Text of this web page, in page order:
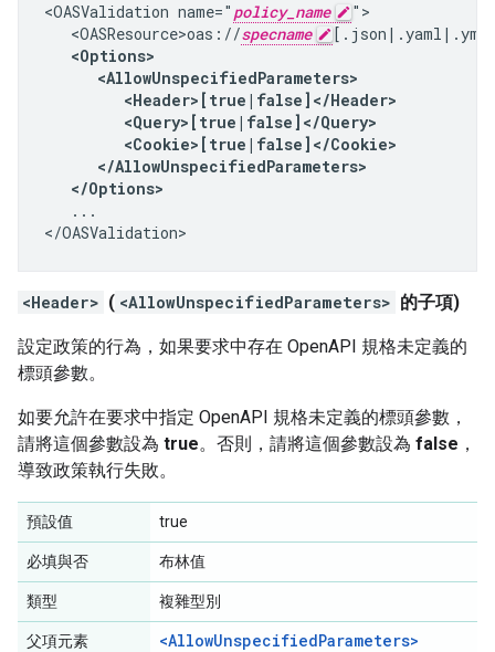
<OASValidation name=" policy_name
">
   <OASResource>oas://
specname
<Options>
      <AllowUnspecifiedParameters>
         <Header>[true|false]</Header>
         <Query>[true|false]</Query>
         <Cookie>[true|false]</Cookie>
      </AllowUnspecifiedParameters>
   </Options>
   ...
</OASValidation>
<Header> ( <AllowUnspecifiedParameters> 的子項)
設定政策的行為，如果要求中存在 OpenAPI 規格未定義的
標頭參數。
如要允許在要求中指定 OpenAPI 規格未定義的標頭參數，
請將這個參數設為 true。否則，請將這個參數設為 false ，
導致政策執行失敗。
預設值 true
必填與否 布林值
類型 複雜型別
父項元素 <AllowUnspecifiedParameters>